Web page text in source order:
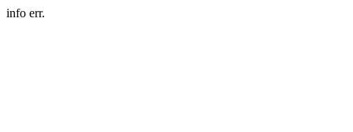
info err.